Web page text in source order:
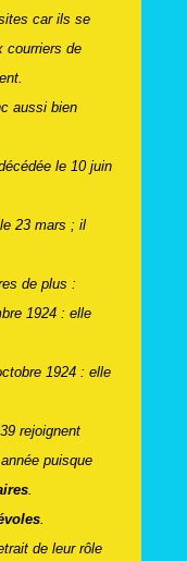
car ils se
courriers de
aussi bien
le 10 juin
23 mars ; il
de plus :
1924 : elle
1924 : elle
rejoignent
puisque
.
.
de leur rôle